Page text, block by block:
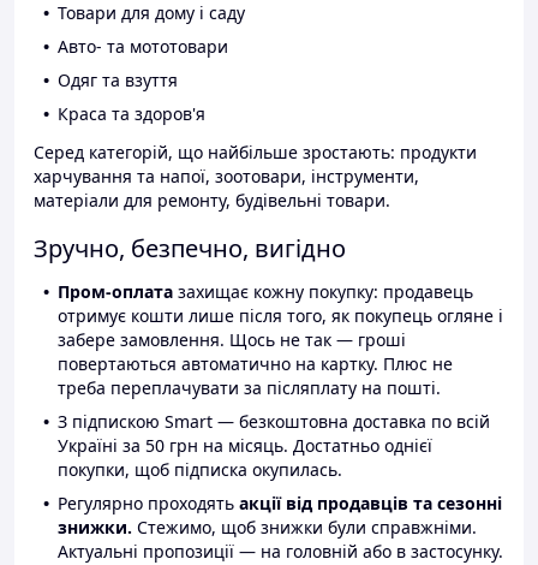
Товари для дому і саду
Авто- та мототовари
Одяг та взуття
Краса та здоров'я
Серед категорій, що найбільше зростають: продукти
харчування та напої, зоотовари, інструменти,
матеріали для ремонту, будівельні товари.
Зручно, безпечно, вигідно
Пром-оплата захищає кожну покупку: продавець
отримує кошти лише після того, як покупець огляне і
забере замовлення. Щось не так — гроші
повертаються автоматично на картку. Плюс не
треба переплачувати за післяплату на пошті.
З підпискою Smart — безкоштовна доставка по всій
Україні за 50 грн на місяць. Достатньо однієї
покупки, щоб підписка окупилась.
Регулярно проходять акції від продавців та сезонні
знижки. Стежимо, щоб знижки були справжніми.
Актуальні пропозиції — на головній або в застосунку.